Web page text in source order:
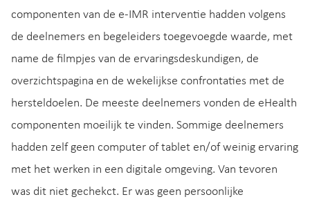
componenten van de e-IMR interventie hadden volgens
de deelnemers en begeleiders toegevoegde waarde, met
name de filmpjes van de ervaringsdeskundigen, de
overzichtspagina en de wekelijkse confrontaties met de
hersteldoelen. De meeste deelnemers vonden de eHealth
componenten moeilijk te vinden. Sommige deelnemers
hadden zelf geen computer of tablet en/of weinig ervaring
met het werken in een digitale omgeving. Van tevoren
was dit niet gechekct. Er was geen persoonlijke